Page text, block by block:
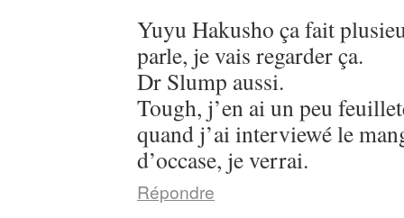
Yuyu Hakusho ça fait
parle, je vais regarder ça.
Dr Slump aussi.
Tough, j’en ai un peu
quand j’ai interviewé le
d’occase, je verrai.
Répondre